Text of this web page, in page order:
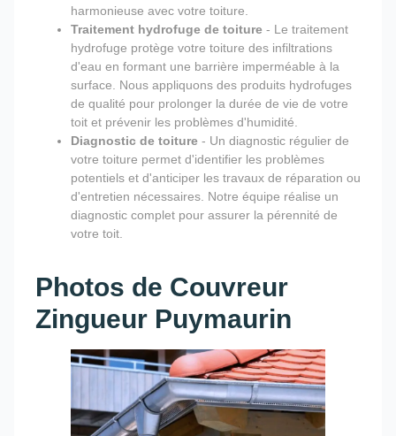
harmonieuse avec votre toiture.
Traitement hydrofuge de toiture - Le traitement
hydrofuge protège votre toiture des infiltrations
d'eau en formant une barrière imperméable à la
surface. Nous appliquons des produits hydrofuges
de qualité pour prolonger la durée de vie de votre
toit et prévenir les problèmes d'humidité.
Diagnostic de toiture - Un diagnostic régulier de
votre toiture permet d'identifier les problèmes
potentiels et d'anticiper les travaux de réparation ou
d'entretien nécessaires. Notre équipe réalise un
diagnostic complet pour assurer la pérennité de
votre toit.
Photos de Couvreur
Zingueur Puymaurin